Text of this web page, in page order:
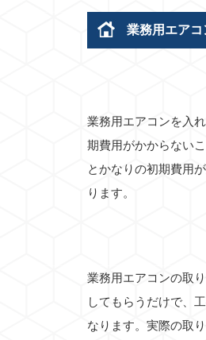
業務用エア
業務用エアコンを入
期費用がかからない
とかなりの初期費用
ります。
業務用エアコンの取
してもらうだけで、
なります。実際の取